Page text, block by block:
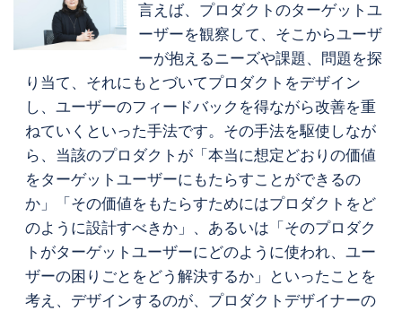
言えば、プロダクトのターゲットユ
ーザーを観察して、そこからユーザ
ーが抱えるニーズや課題、問題を探
り当て、それにもとづいてプロダクトをデザイン
し、ユーザーのフィードバックを得ながら改善を重
ねていくといった手法です。その手法を駆使しなが
ら、当該のプロダクトが「本当に想定どおりの価値
をターゲットユーザーにもたらすことができるの
か」「その価値をもたらすためにはプロダクトをど
のように設計すべきか」、あるいは「そのプロダク
トがターゲットユーザーにどのように使われ、ユー
ザーの困りごとをどう解決するか」といったことを
考え、デザインするのが、プロダクトデザイナーの